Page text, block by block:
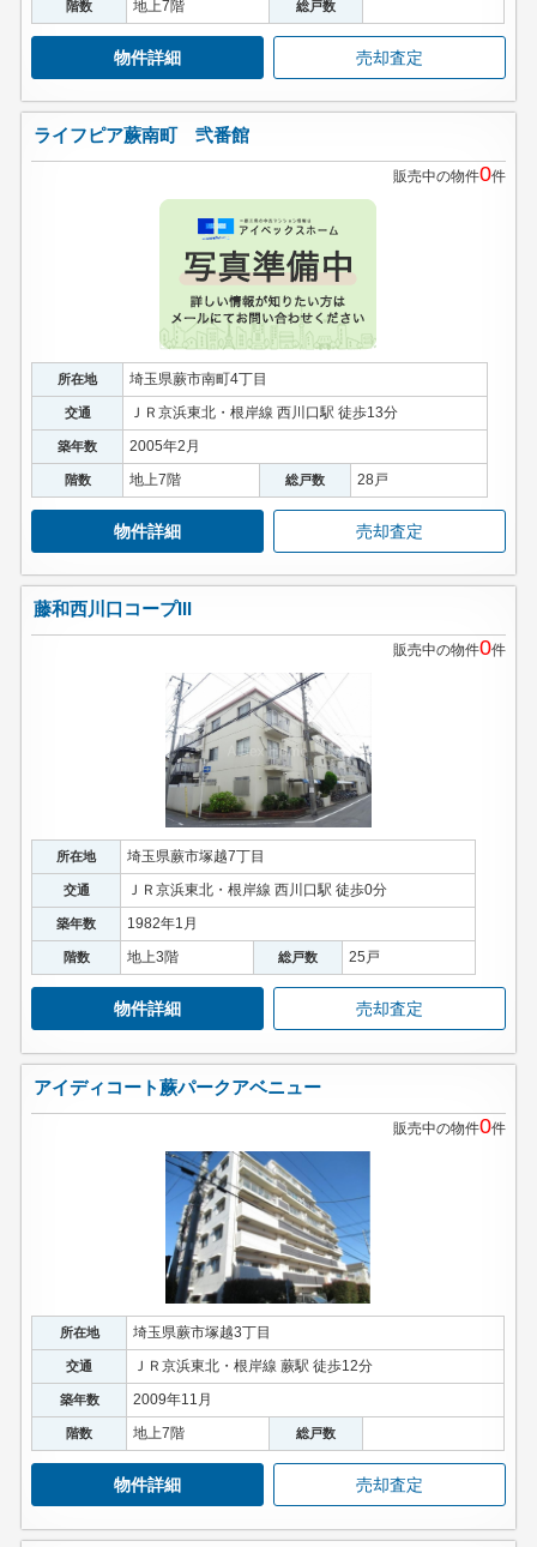
階数 地上7階 総戸数
物件詳細 売却査定
ライフピア蕨南町 弐番館
販売中の物件0件
所在地 埼玉県蕨市南町4丁目
交通 ＪＲ京浜東北・根岸線 西川口駅 徒歩13分
築年数 2005年2月
階数 地上7階 総戸数 28戸
物件詳細 売却査定
藤和西川口コープIII
販売中の物件0件
所在地 埼玉県蕨市塚越7丁目
交通 ＪＲ京浜東北・根岸線 西川口駅 徒歩0分
築年数 1982年1月
階数 地上3階 総戸数 25戸
物件詳細 売却査定
アイディコート蕨パークアベニュー
販売中の物件0件
所在地 埼玉県蕨市塚越3丁目
交通 ＪＲ京浜東北・根岸線 蕨駅 徒歩12分
築年数 2009年11月
階数 地上7階 総戸数
物件詳細 売却査定